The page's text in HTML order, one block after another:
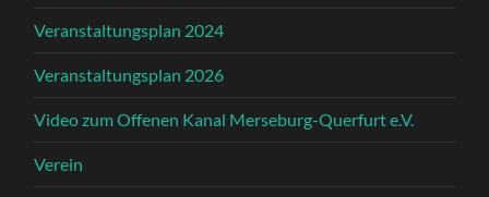
Veranstaltungsplan 2024
Veranstaltungsplan 2026
Video zum Offenen Kanal Merseburg-Querfurt e.V.
Verein